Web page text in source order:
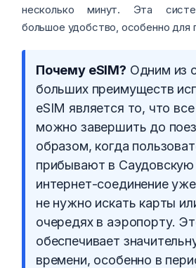
несколько минут. Эта
большое удобство, особенно для
Почему eSIM? Одним из
больших преимуществ
eSIM является то, что
можно завершить до
образом, когда
прибывают в
интернет-соединение
не нужно искать карты
очередях в аэропорту.
обеспечивает
времени, особенно в